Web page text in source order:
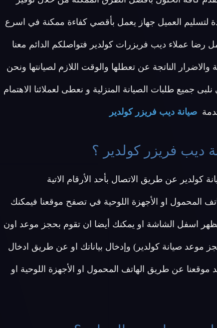
لتسليم العميل جهاز يعمل بأقصي كفاءة ممكنة في اسرع
عملاء ديب فريزرات كولدير فتواصلكم الدائم معنا
والاضرار الناتجة عن تعطلها والوقت اللازم لصيانتها ونحن
جميع طلبات الصيانة المنزلية و نعطى لعملائنا الاهتمام
صيانة ديب فريزر كولدير
ديب فريزر كولدير ؟
عن طريق الاتصال بأحد الأرقام الاتية
المحمول او الأجهزة اللوحية في تصفح موقعنا فيمكنك
اسفل الشاشة او يمكنك أيضا ان تقوم بحجز موعد اون
موعد صيانة كولدير) وإدخال بياناتك او عن طريق ادخال
عن طريق الهاتف المحمول او الأجهزة اللوحية او